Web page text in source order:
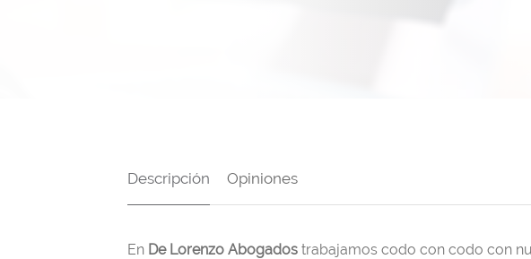
Descripción Opiniones
En De Lorenzo Abogados trabajamos codo con codo con